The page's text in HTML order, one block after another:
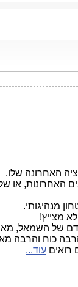
האחרונה שלו.
מנהיגותי.
מצייץ!
של השמאל,
כוח והרבה
רואים עוד...